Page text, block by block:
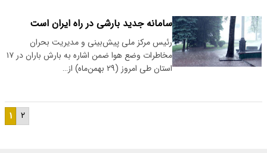
سامانه جدید بارشی در راه ایران است
رئیس مرکز ملی پیش‌بینی و مدیریت بحران
مخاطرات وضع هوا ضمن اشاره به بارش باران در ۱۷
استان طی امروز (۲۹ بهمن‌ماه) از…
۱ ۲